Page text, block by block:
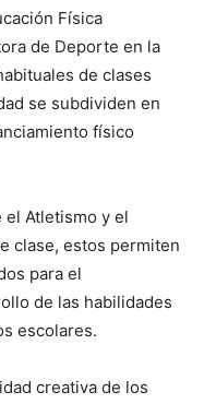
Física
de Deporte en la
de clases
se subdividen en
físico
el Atletismo y el
clase, estos permiten
para el
de las habilidades
escolares.
creativa de los